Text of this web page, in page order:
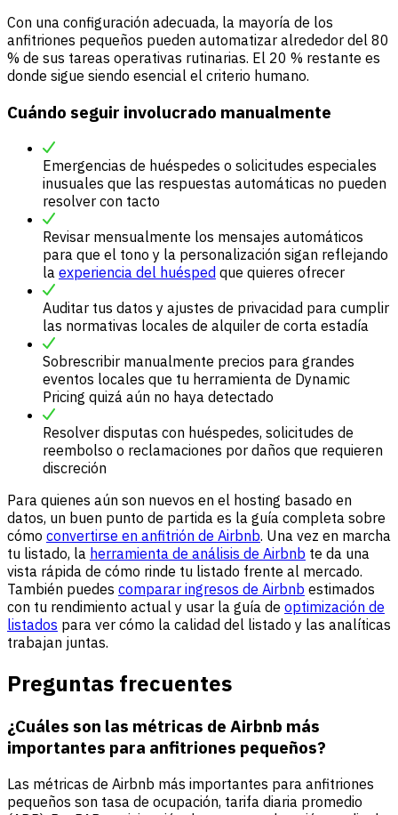
Con una configuración adecuada, la mayoría de los
anfitriones pequeños pueden automatizar alrededor del 80
% de sus tareas operativas rutinarias. El 20 % restante es
donde sigue siendo esencial el criterio humano.
Cuándo seguir involucrado manualmente
Emergencias de huéspedes o solicitudes especiales
inusuales que las respuestas automáticas no pueden
resolver con tacto
Revisar mensualmente los mensajes automáticos
para que el tono y la personalización sigan reflejando
la experiencia del huésped que quieres ofrecer
Auditar tus datos y ajustes de privacidad para cumplir
las normativas locales de alquiler de corta estadía
Sobrescribir manualmente precios para grandes
eventos locales que tu herramienta de Dynamic
Pricing quizá aún no haya detectado
Resolver disputas con huéspedes, solicitudes de
reembolso o reclamaciones por daños que requieren
discreción
Para quienes aún son nuevos en el hosting basado en
datos, un buen punto de partida es la guía completa sobre
cómo convertirse en anfitrión de Airbnb. Una vez en marcha
tu listado, la herramienta de análisis de Airbnb te da una
vista rápida de cómo rinde tu listado frente al mercado.
También puedes comparar ingresos de Airbnb estimados
con tu rendimiento actual y usar la guía de optimización de
listados para ver cómo la calidad del listado y las analíticas
trabajan juntas.
Preguntas frecuentes
¿Cuáles son las métricas de Airbnb más
importantes para anfitriones pequeños?
Las métricas de Airbnb más importantes para anfitriones
pequeños son tasa de ocupación, tarifa diaria promedio